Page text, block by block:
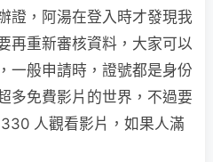
證，阿湯在登入時才發現我
再重新審核資料，大家可以
一般申請時，證號都是身份
多免費影片的世界，不過要
人觀看影片，如果人滿